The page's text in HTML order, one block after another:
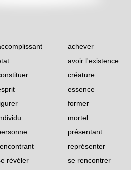
achever
avoir l'existence
créature
essence
former
mortel
présentant
représenter
révéler se rencontrer